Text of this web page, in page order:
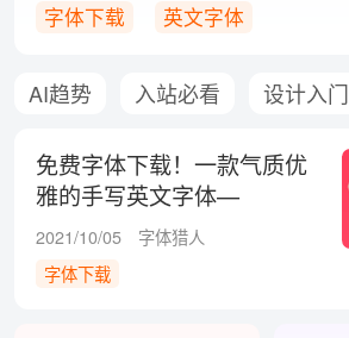
字体下载
英文字体
AI趋势 入站必看 设计入门
免费字体下载！一款气质优
雅的手写英文字体—
Carattere
2021/10/05
字体猎人
字体下载